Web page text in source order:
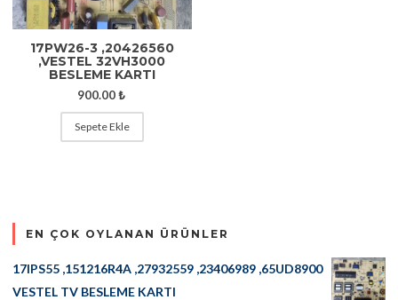
17PW26-3 ,20426560
,VESTEL 32VH3000
BESLEME KARTI
900.00₺
Sepete Ekle
EN ÇOK OYLANAN ÜRÜNLER
17IPS55 ,151216R4A ,27932559 ,23406989 ,65UD8900
VESTEL TV BESLEME KARTI